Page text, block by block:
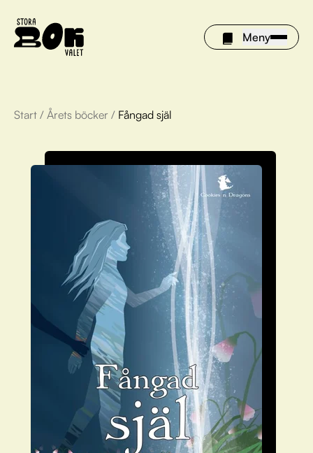
Meny
Årets böcker
Om Stora bokvalet
Olivia tipsar
Vinnare
För bibliotek
Start / Årets böcker / Fångad själ